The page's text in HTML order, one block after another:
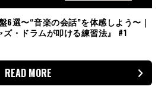
6選〜“音楽の会話”を体感しよう〜｜
・ドラムが叩ける練習法』 #1
READ MORE